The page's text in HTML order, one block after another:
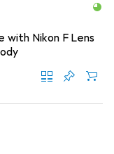
with Nikon F Lens